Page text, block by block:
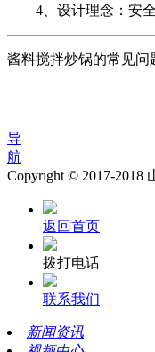
4、设计理念：安全
酱料搅拌炒锅的常见问
导
航
Copyright © 2017-2018
返回首页
拨打电话
联系我们
新闻资讯